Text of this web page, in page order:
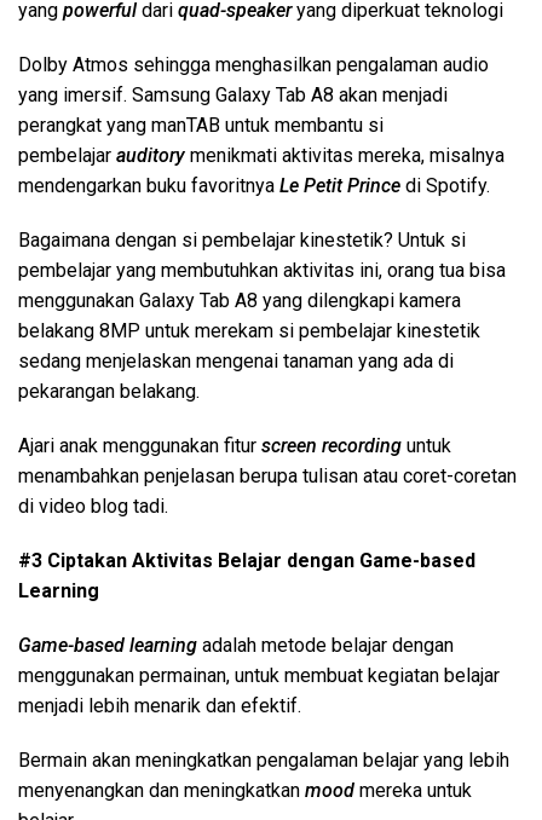
yang powerful dari quad-speakeryang diperkuat teknologi
Dolby Atmos sehingga menghasilkan pengalaman audio
yang imersif. Samsung Galaxy Tab A8 akan menjadi
perangkat yang manTAB untuk membantu si
pembelajar auditory menikmati aktivitas mereka, misalnya
mendengarkan buku favoritnya Le Petit Prince di Spotify.
Bagaimana dengan si pembelajar kinestetik? Untuk si
pembelajar yang membutuhkan aktivitas ini, orang tua bisa
menggunakan Galaxy Tab A8 yang dilengkapi kamera
belakang 8MP untuk merekam si pembelajar kinestetik
sedang menjelaskan mengenai tanaman yang ada di
pekarangan belakang.
Ajari anak menggunakan fitur screen recording untuk
menambahkan penjelasan berupa tulisan atau coret-coretan
di video blog tadi.
#3 Ciptakan Aktivitas Belajar dengan Game-based
Learning
Game-based learning adalah metode belajar dengan
menggunakan permainan, untuk membuat kegiatan belajar
menjadi lebih menarik dan efektif.
Bermain akan meningkatkan pengalaman belajar yang lebih
menyenangkan dan meningkatkan mood mereka untuk